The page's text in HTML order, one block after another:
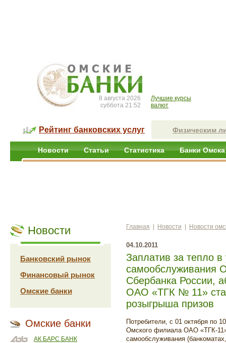
8 августа 2026
суббота 21:52
Лучшие курсы
валют
Рейтинг банковских услуг Физическим
Новости Статьи Статистика Банки Омска
Новости
Банковский рынок
Финансовый рынок
Омские банки
Омские банки
АК БАРС БАНК
Главная Новости Новости
04.10.2011
Заплатив за тепло в
самообслуживания
Сбербанка России,
ОАО «ТГК № 11»
розыгрыша призов
Потребители, с 01 октября по
Омского филиала ОАО «ТГК-
самообслуживания